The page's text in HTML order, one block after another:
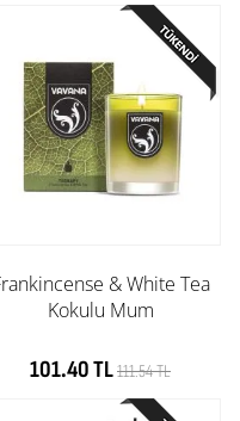
& White Tea
Kokulu Mum
101.40 TL111.54 TL